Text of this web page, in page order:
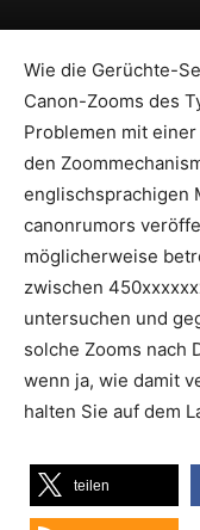
Wie die Gerüchte-
Canon-Zooms des
Problemen mit
den
englischsprachigen
canonrumors
möglicherweise
zwischen
untersuchen und
solche Zooms nach
wenn ja, wie damit
halten Sie auf dem
teilen